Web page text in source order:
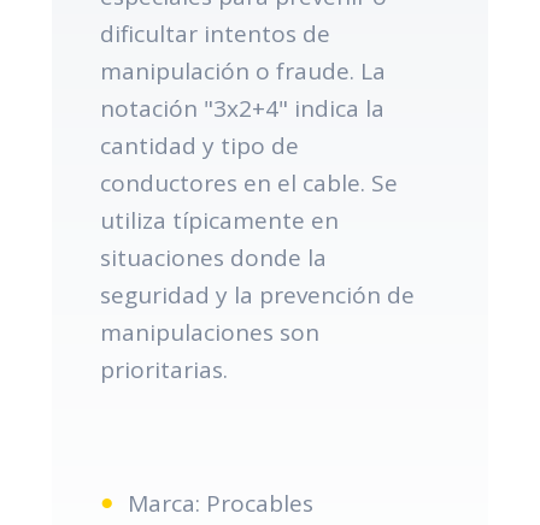
dificultar intentos de
manipulación o fraude. La
notación "3x2+4" indica la
cantidad y tipo de
conductores en el cable. Se
utiliza típicamente en
situaciones donde la
seguridad y la prevención de
manipulaciones son
prioritarias.
Marca: Procables